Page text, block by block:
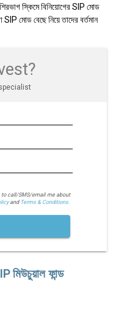
স্কিমে বিনিয়োগের SIP মোড
মোড বেছে নিয়ে তাদের বর্তমান
call/SMS/email me about
and Terms & Conditions.
ফান্ড